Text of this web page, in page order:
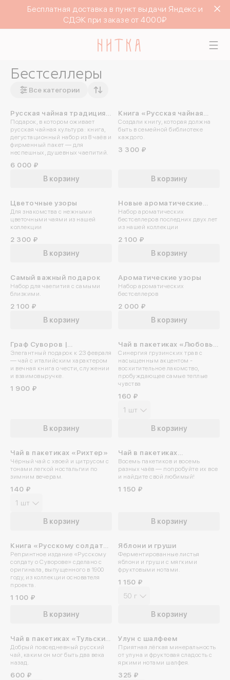
Бесплатная доставка в пункт выдачи Яндекс и
СДЭК при заказе от 4000₽
Бестселлеры
Все категории
Русская чайная традиция |
Подарочный набор
Подарок, в котором оживает
русская чайная культура: книга,
дегустационный набор из 8 чаёв и
фирменный пакет — для
неспешных, душевных чаепитий.
6 000 ₽
В корзину
Книга «Русская чайная
традиция»
Создали книгу, которая должна
быть в семейной библиотеке
каждого.
3 300 ₽
В корзину
Цветочные узоры
Для знакомства с нежными
цветочными чаями из нашей
коллекции
2 300 ₽
В корзину
Новые ароматические
узоры
Набор ароматических
бестселлеров последних двух лет
из нашей коллекции
2 100 ₽
В корзину
Самый важный подарок
Набор для чаепития с самыми
близкими.
2 100 ₽
В корзину
Ароматические узоры
Набор ароматических
бестселлеров
2 000 ₽
В корзину
Граф Суворов |
Подарочный набор
Элегантный подарок к 23 февраля
— чай с италийским характером
и вечная книга о чести, служении
и взаимовыручке.
1 900 ₽
В корзину
Чай в пакетиках «Любовь с
грузинским акцентом»
Синергия грузинских трав с
насыщенным акцентом -
восхитительное лакомство,
пробуждающее самые теплые
чувства
160 ₽
В корзину
1 шт
Чай в пакетиках «Рихтер»
Чёрный чай с хвоей и цитрусом с
тонами легкой ностальгии по
зимним вечерам.
140 ₽
В корзину
1 шт
Чай в пакетиках
«Ассорти»
Восемь пакетиков и восемь
разных чаёв — попробуйте их все
и найдите свой любимый!
1 150 ₽
В корзину
Книга «Русскому солдату
о Суворове»
Репринтное издание «Русскому
солдату о Суворове» сделано с
оригинала, выпущенного в 1900
году, из коллекции основателя
проекта.
1 100 ₽
В корзину
ПРОБУЙТЕ ХОЛОДНЫМ
Яблони и груши
Ферментированные листья
яблони и груши с мягкими
фруктовыми нотами.
1 150 ₽
В корзину
50 г
Чай в пакетиках «Тульский
Самоварный»
Добрый повседневный русский
чай, каким он мог быть два века
назад.
600 ₽
Улун с шалфеем
Приятная лёгкая минеральность
от улуна и фруктовая сладость с
яркими нотами шалфея.
325 ₽